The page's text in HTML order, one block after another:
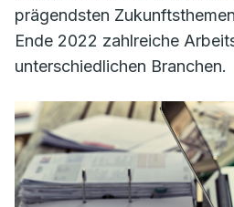
prägendsten
Ende 2022 zahlreiche
unterschiedlichen Branchen.